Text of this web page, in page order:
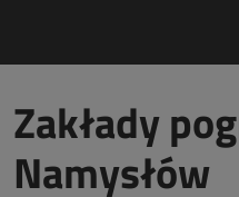
Zakłady
Namysłów